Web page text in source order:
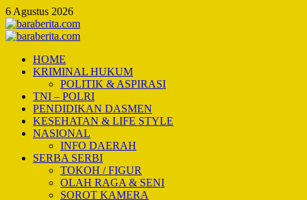
Skip
to
content
6 Agustus 2026
Primary
HOME
KRIMINAL HUKUM
POLITIK & ASPIRASI
TNI – POLRI
PENDIDIKAN DASMEN
KESEHATAN & LIFE STYLE
NASIONAL
INFO DAERAH
SERBA SERBI
TOKOH / FIGUR
OLAH RAGA & SENI
SOROT KAMERA